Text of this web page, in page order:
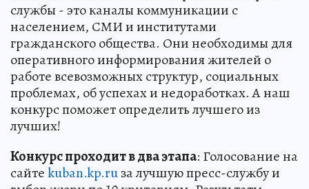
службы - это каналы коммуникации с
населением, СМИ и институтами
гражданского общества. Они необходимы для
оперативного информирования жителей о
работе всевозможных структур, социальных
проблемах, об успехах и недоработках. А наш
конкурс поможет определить лучшего из
лучших!
Конкурс проходит в два этапа: Голосование на
сайтеkuban.kp.ruза лучшую пресс-службу и